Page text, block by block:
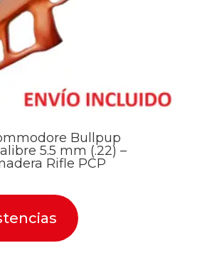
Bullpup
5.5 mm (.22) –
Rifle PCP